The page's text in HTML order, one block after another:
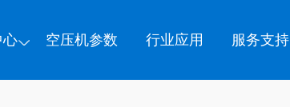
心 空压机参数 行业应用 服务支持